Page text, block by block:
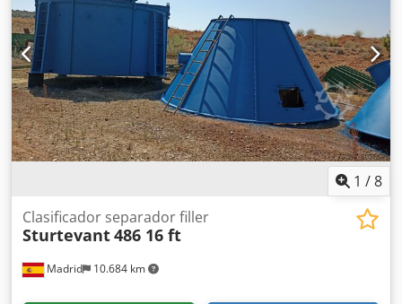
1 /8
Madrid 10.684 km
Clasificador separador filler
Sturtevant486 16 ft